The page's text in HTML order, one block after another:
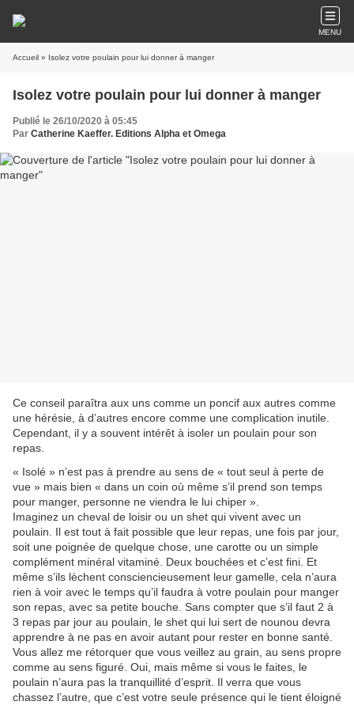
MENU
Accueil » Isolez votre poulain pour lui donner à manger
Isolez votre poulain pour lui donner à manger
Publié le 26/10/2020 à 05:45
Par Catherine Kaeffer. Editions Alpha et Omega
Ce conseil paraîtra aux uns comme un poncif aux autres comme
une hérésie, à d’autres encore comme une complication inutile.
Cependant, il y a souvent intérêt à isoler un poulain pour son
repas.
« Isolé » n’est pas à prendre au sens de « tout seul à perte de
vue » mais bien « dans un coin où même s’il prend son temps
pour manger, personne ne viendra le lui chiper ».
Imaginez un cheval de loisir ou un shet qui vivent avec un
poulain. Il est tout à fait possible que leur repas, une fois par jour,
soit une poignée de quelque chose, une carotte ou un simple
complément minéral vitaminé. Deux bouchées et c’est fini. Et
même s’ils lèchent consciencieusement leur gamelle, cela n’aura
rien à voir avec le temps qu’il faudra à votre poulain pour manger
son repas, avec sa petite bouche. Sans compter que s’il faut 2 à
3 repas par jour au poulain, le shet qui lui sert de nounou devra
apprendre à ne pas en avoir autant pour rester en bonne santé.
Vous allez me rétorquer que vous veillez au grain, au sens propre
comme au sens figuré. Oui, mais même si vous le faites, le
poulain n’aura pas la tranquillité d’esprit. Il verra que vous
chassez l’autre, que c’est votre seule présence qui le tient éloigné